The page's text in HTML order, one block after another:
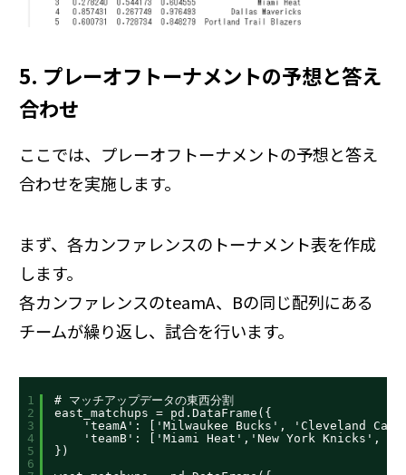
5. プレーオフトーナメントの予想と答え
合わせ
ここでは、プレーオフトーナメントの予想と答え
合わせを実施します。
まず、各カンファレンスのトーナメント表を作成
します。
各カンファレンスのteamA、Bの同じ配列にある
チームが繰り返し、試合を行います。
1
2
3
4
5
6
# マッチアップデータの東西分割
east_matchups = pd.DataFrame({
'teamA': ['Milwaukee Bucks', 'Cleveland
'teamB': ['Miami Heat','New York Knicks',
})